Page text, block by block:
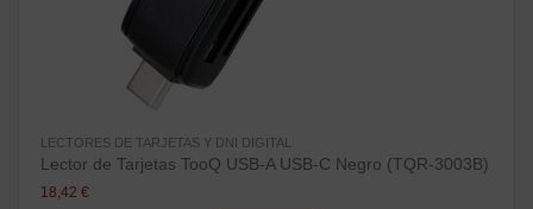
LECTORES DE TARJETAS Y DNI DIGITAL
Lector de Tarjetas TooQ USB-A USB-C Negro (TQR-3003B)
18,42 €